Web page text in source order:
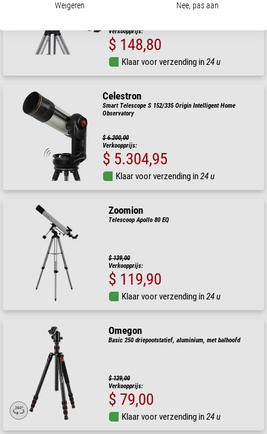
Verkoopprijs:
$ 148,80
Klaar voor verzending in24 u
Celestron
Smart Telescope S 152/335 Origin Intelligent Home
Observatory
$ 6.200,00
Verkoopprijs:
$ 5.304,95
Klaar voor verzending in24 u
Zoomion
Telescoop Apollo 80 EQ
$ 139,00
Verkoopprijs:
$ 119,90
Klaar voor verzending in24 u
Omegon
Basic 250 driepootstatief, aluminium, met balhoofd
$ 129,00
Verkoopprijs:
$ 79,00
Klaar voor verzending in24 u
Weigeren Nee, pas aan